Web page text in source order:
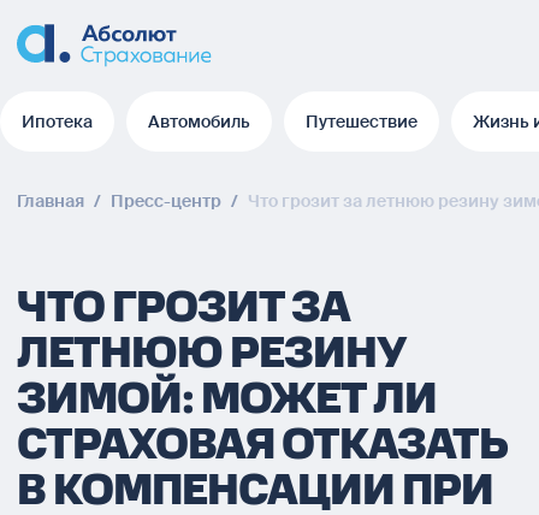
Ипотека Автомобиль Путешествие Жизнь
Главная / Пресс-центр / Что грозит за летнюю резину
ЧТО ГРОЗИТ ЗА
ЛЕТНЮЮ РЕЗИНУ
ЗИМОЙ: МОЖЕТ ЛИ
СТРАХОВАЯ ОТКАЗАТЬ
В КОМПЕНСАЦИИ ПРИ